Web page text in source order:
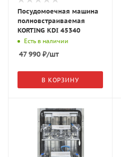
Посудомоечная машина
полновстраиваемая
KORTING KDI 45340
Есть в наличии
47 990 ₽/шт
В КОРЗИНУ